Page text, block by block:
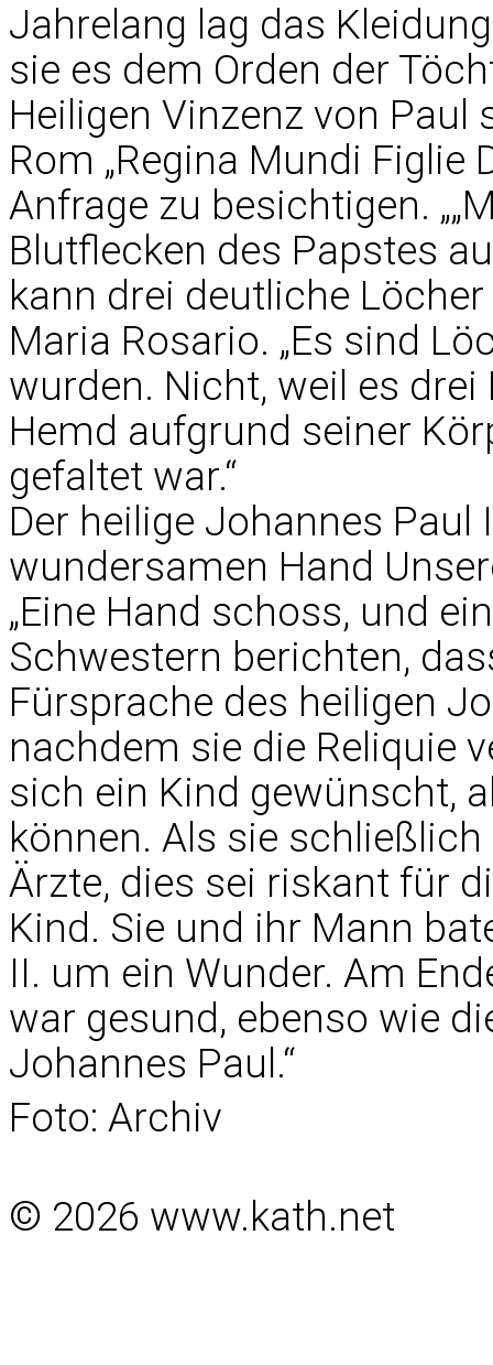
Jahrelang lag das
sie es dem Orden der
Heiligen Vinzenz von Paul
Rom „Regina Mundi Figlie
Anfrage zu besichtigen.
Blutflecken des Papstes
kann drei deutliche
Maria Rosario. „Es sind
wurden. Nicht, weil es
Hemd aufgrund seiner
gefaltet war.“
Der heilige Johannes
wundersamen Hand
„Eine Hand schoss, und
Schwestern berichten,
Fürsprache des heiligen
nachdem sie die Reliquie
sich ein Kind gewünscht,
können. Als sie
Ärzte, dies sei riskant für
Kind. Sie und ihr Mann
II. um ein Wunder. Am
war gesund, ebenso wie
Johannes Paul.“
Foto: Archiv
© 2026 www.kath.net